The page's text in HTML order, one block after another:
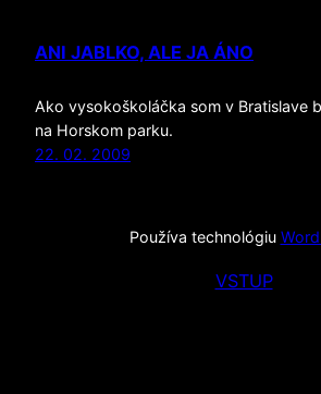
ANI JABLKO, ALE JA ÁNO
Ako vysokoškoláčka som v Bratislave
na Horskom parku.
22. 02. 2009
Používa technológiu
VSTUP